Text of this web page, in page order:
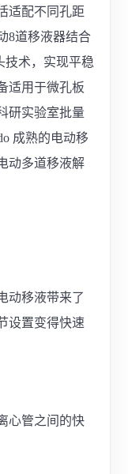
适配不同孔距
8道移液器结合
技术，实现平稳
适用于微孔板
研实验室批量
成熟的电动移
动多道移液解
动移液带来了
设置变得快速
心管之间的快